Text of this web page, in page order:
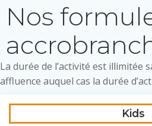
Nos
La durée de l’activité est illimitée
affluence auquel cas la durée
Kids